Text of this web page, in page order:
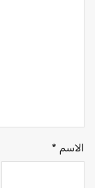
الاسم *